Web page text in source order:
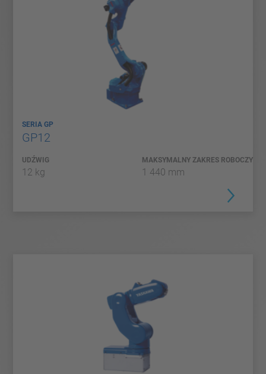
SERIA GP
GP12
UDŹWIG
12 kg
MAKSYMALNY ZAKRES ROBOCZY
1 440 mm